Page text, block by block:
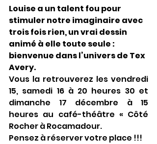
Louise a un talent fou pour
stimuler notre imaginaire avec
trois fois rien, un vrai dessin
animé à elle toute seule :
bienvenue dans l’univers de Tex
Avery.
Vous la retrouverez les vendredi
15, samedi 16 à 20 heures 30 et
dimanche 17 décembre à 15
heures au café-théâtre « Côté
Rocher à Rocamadour.
Pensez à réserver votre place !!!